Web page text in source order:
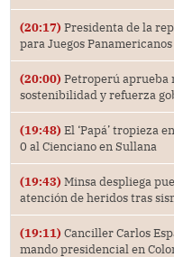
(20:17) Presidenta de la
para Juegos
(20:00) Petroperú aprueba
sostenibilidad y refuerza
(19:48) El ‘Papá’ tropieza
0 al Cienciano en Sullana
(19:43) Minsa despliega
atención de heridos tras
(19:11) Canciller Carlos
mando presidencial en